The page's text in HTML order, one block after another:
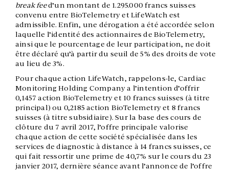
break feed’un montant de 1.295.000 francs suisses
convenu entre BioTelemetry et LifeWatch est
admissible. Enfin, une dérogation a été accordée selon
laquelle l’identité des actionnaires de BioTelemetry,
ainsi que le pourcentage de leur participation, ne doit
être déclaré qu’à partir du seuil de 5% des droits de vote
au lieu de 3%.
Pour chaque action LifeWatch, rappelons-le, Cardiac
Monitoring Holding Company a l’intention d’offrir
0,1457 action BioTelemetry et 10 francs suisses (à titre
principal) ou 0,2185 action BioTelemetry et 8 francs
suisses (à titre subsidiaire). Sur la base des cours de
clôture du 7 avril 2017, l’offre principale valorise
chaque action de cette société spécialisée dans les
services de diagnostic à distance à 14 francs suisses, ce
qui fait ressortir une prime de 40,7% sur le cours du 23
janvier 2017, dernière séance avant l’annonce de l’offre